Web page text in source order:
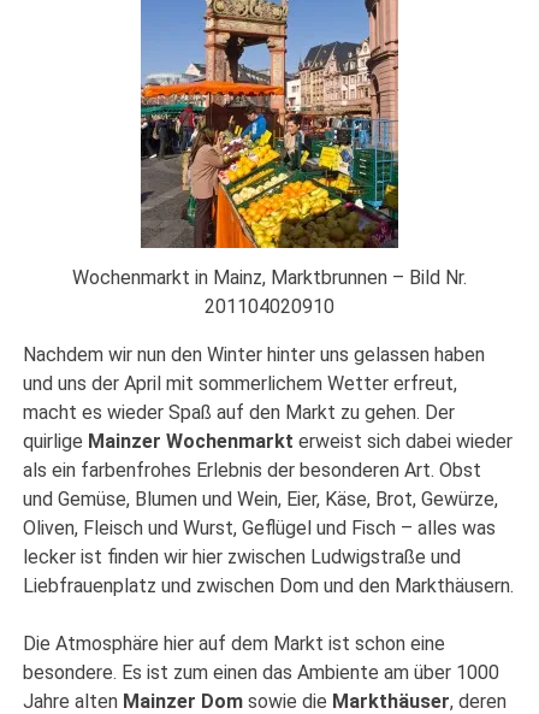
Wochenmarkt in Mainz, Marktbrunnen – Bild Nr.
201104020910
Nachdem wir nun den Winter hinter uns gelassen haben
und uns der April mit sommerlichem Wetter erfreut,
macht es wieder Spaß auf den Markt zu gehen. Der
quirlige Mainzer Wochenmarkt erweist sich dabei wieder
als ein farbenfrohes Erlebnis der besonderen Art. Obst
und Gemüse, Blumen und Wein, Eier, Käse, Brot, Gewürze,
Oliven, Fleisch und Wurst, Geflügel und Fisch – alles was
lecker ist finden wir hier zwischen Ludwigstraße und
Liebfrauenplatz und zwischen Dom und den Markthäusern.
Die Atmosphäre hier auf dem Markt ist schon eine
besondere. Es ist zum einen das Ambiente am über 1000
Jahre alten Mainzer Dom sowie die Markthäuser, deren